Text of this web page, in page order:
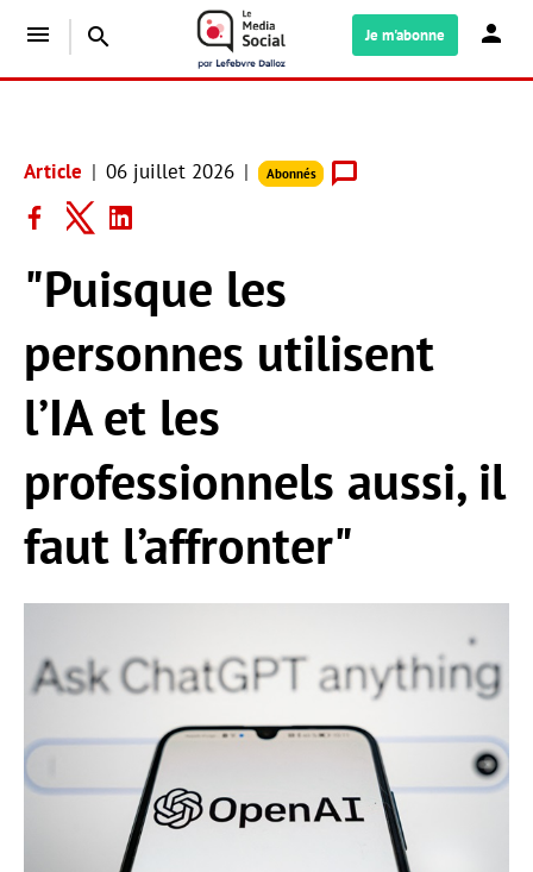
menu search Je m'abonne
Article 06 juillet 2026 Abonnés
"Puisque les
personnes utilisent
l’IA et les
professionnels aussi, il
faut l’affronter"